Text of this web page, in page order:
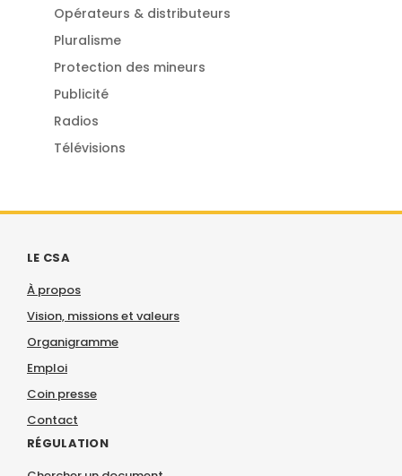
Opérateurs & distributeurs
Pluralisme
Protection des mineurs
Publicité
Radios
Télévisions
LE CSA
À propos
Vision, missions et valeurs
Organigramme
Emploi
Coin presse
Contact
RÉGULATION